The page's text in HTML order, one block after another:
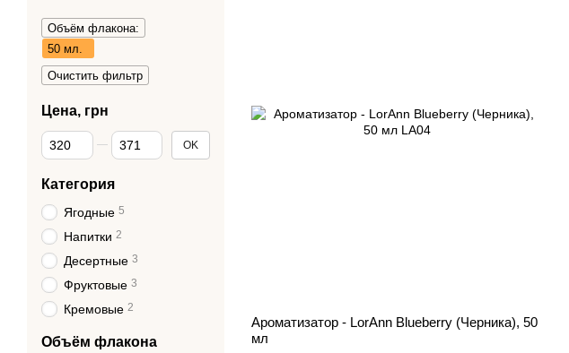
Ароматизатор - LorAnn Blueberry (Черника), 50
мл
Объём флакона:
50 мл.
Очистить фильтр
Цена, грн
От Цена, грн
До Цена, грн OK
Категория
Ягодные 5
Напитки 2
Десертные 3
Фруктовые 3
Кремовые 2
Объём флакона